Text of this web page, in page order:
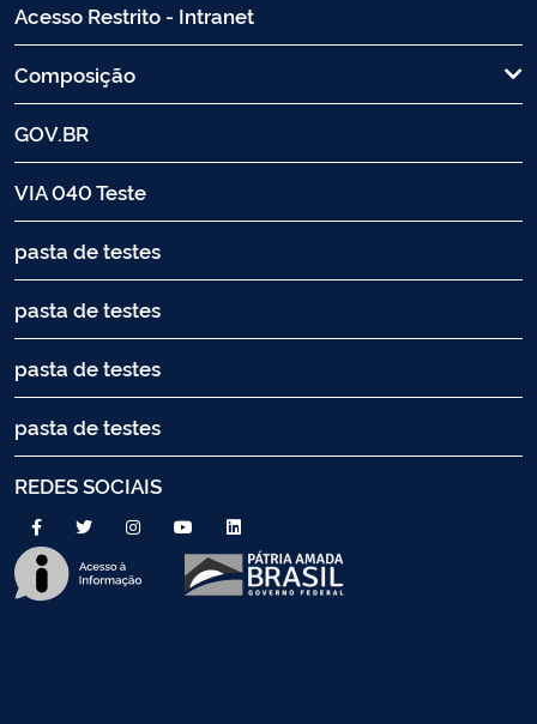
Acesso Restrito - Intranet
Composição
GOV.BR
VIA 040 Teste
pasta de testes
pasta de testes
pasta de testes
pasta de testes
REDES SOCIAIS